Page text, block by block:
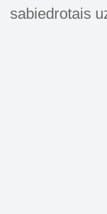
sabiedrotais